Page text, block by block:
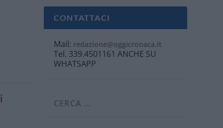
CONTATTACI
Mail: redazione@oggicronaca.it
Tel. 339.4501161 ANCHE SU
WHATSAPP